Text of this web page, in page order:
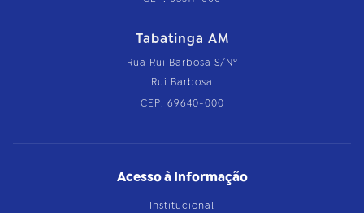
Tabatinga AM
Rua Rui Barbosa S/Nº
Rui Barbosa
CEP: 69640-000
Acesso à Informação
Institucional